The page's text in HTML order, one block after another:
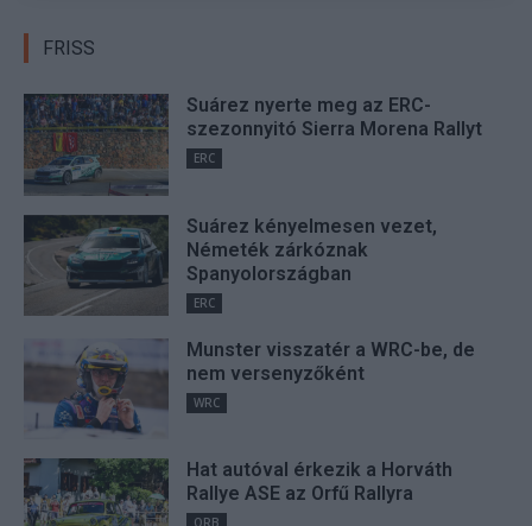
FRISS
Suárez nyerte meg az ERC-
szezonnyitó Sierra Morena Rallyt
ERC
Suárez kényelmesen vezet,
Németék zárkóznak
Spanyolországban
ERC
Munster visszatér a WRC-be, de
nem versenyzőként
WRC
Hat autóval érkezik a Horváth
Rallye ASE az Orfű Rallyra